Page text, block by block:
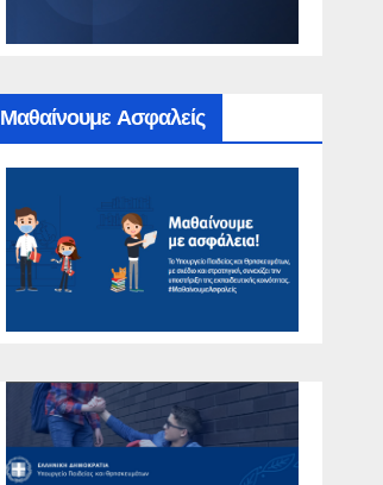
Μαθαίνουμε Ασφαλείς